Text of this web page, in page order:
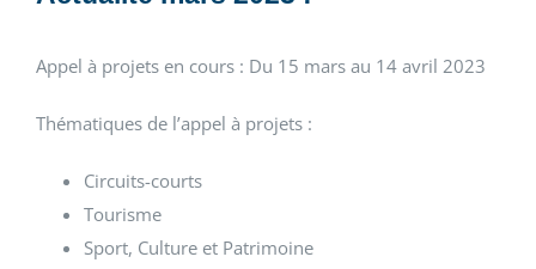
Appel à projets en cours : Du 15 mars au 14 avril 2023
Thématiques de l’appel à projets :
Circuits-courts
Tourisme
Sport, Culture et Patrimoine